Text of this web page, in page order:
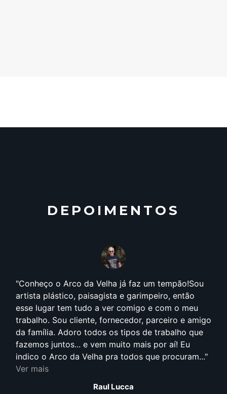
DEPOIMENTOS
Conheço o Arco da Velha já faz um tempão!Sou
artista plástico, paisagista e garimpeiro, então
esse lugar tem tudo a ver comigo e com o meu
trabalho. Sou cliente, fornecedor, parceiro e amigo
da família. Adoro todos os tipos de trabalho que
fazemos juntos... e vem muito mais por aí! Eu
indico o Arco da Velha pra todos que procuram...
Ver mais
Raul Lucca